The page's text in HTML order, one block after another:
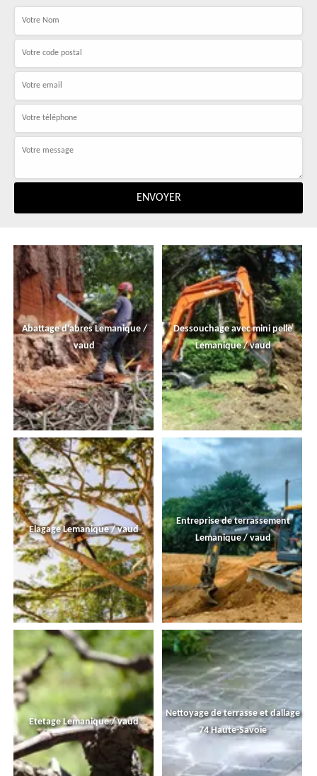
Abattage d'abres Lemanique /
vaud
Dessouchage avec mini pelle
Lemanique / vaud
Elagage Lemanique / vaud
Entreprise de terrassement
Lemanique / vaud
Etetage Lemanique / vaud
Nettoyage de terrasse et dallage
74 Haute-Savoie